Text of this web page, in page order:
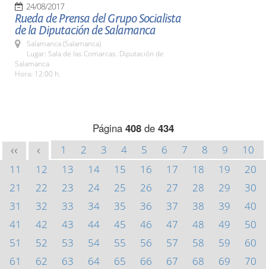
24/08/2017
Rueda de Prensa del Grupo Socialista
de la Diputación de Salamanca
Salamanca (Salamanca)
Lugar: Sala de las Comarcas. Diputación de
Salamanca
Hora: 12:00 h.
Página 408de 434
<< < 1 2 3 4 5 6 7 8 9
10
11
12 13 14 15 16 17 18 19
20
21
22 23 24 25 26 27 28 29
30
31
32 33 34 35 36 37 38 39
40
41
42 43 44 45 46 47 48 49
50
51
52 53 54 55 56 57 58 59
60
61
62 63 64 65 66 67 68 69
70